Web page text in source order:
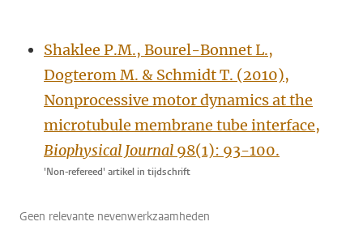
Shaklee P.M., Bourel-Bonnet L.,
Dogterom M. & Schmidt T. (2010),
Nonprocessive motor dynamics at the
microtubule membrane tube interface,
Biophysical Journal 98(1): 93-100.
'Non-refereed' artikel in tijdschrift
Geen relevante nevenwerkzaamheden